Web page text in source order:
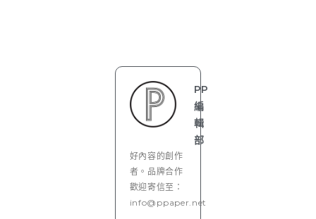
PP
編
輯
部
好內容的創作
者。品牌合作
歡迎寄信至：
info@ppaper.net